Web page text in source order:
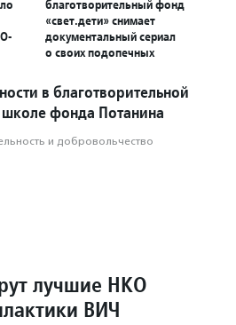
благотворительный фонд
«свет.дети» снимает
документальный сериал
о своих подопечных
в благотворительной
фонда Потанина
и доброволь­чест­во
лучшие НКО
ВИЧ